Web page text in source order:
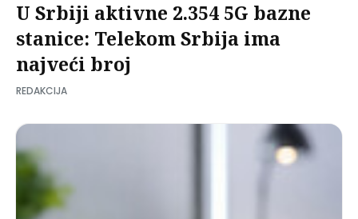
U Srbiji aktivne 2.354 5G bazne
stanice: Telekom Srbija ima
najveći broj
REDAKCIJA